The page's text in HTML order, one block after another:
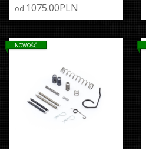
od 1075.00PLN
NOWOŚĆ